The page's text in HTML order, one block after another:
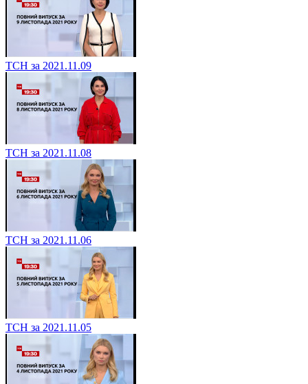
ТСН за 2021.11.09
ТСН за 2021.11.08
ТСН за 2021.11.06
ТСН за 2021.11.05